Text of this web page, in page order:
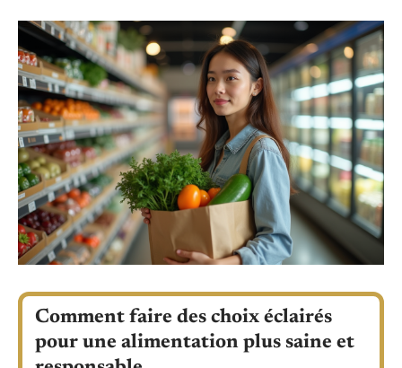
Comment faire des choix éclairés
pour une alimentation plus saine et